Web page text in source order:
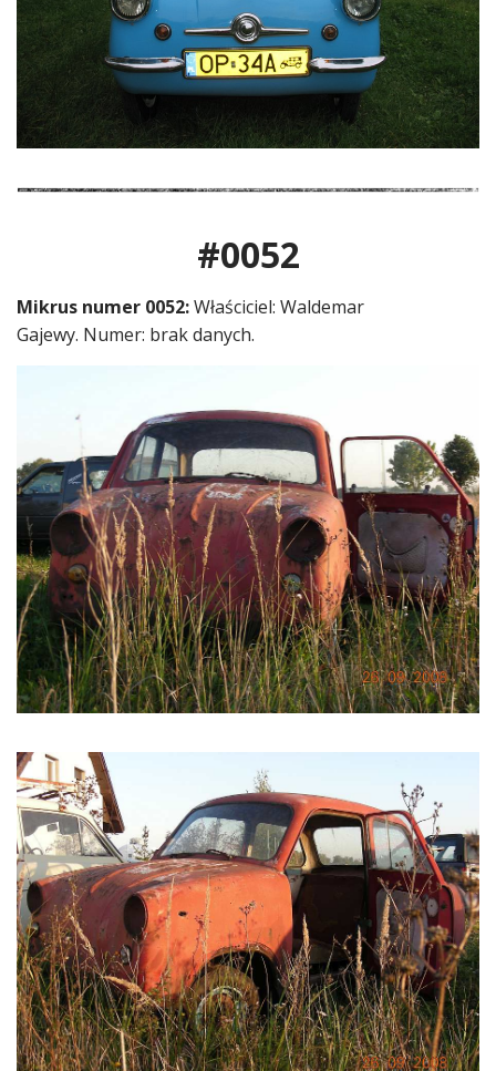
#0052
Mikrus numer 0052:Właściciel: Waldemar
Gajewy. Numer: brak danych.